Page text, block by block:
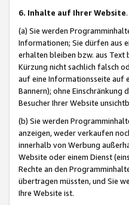
6. Inhalte auf Ihrer Website
(a) Sie werden
Informationen; Sie dürfen aus
erhalten bleiben bzw. aus Text
Kürzung nicht sachlich falsch
auf eine Informationsseite auf
Bannern); ohne
Besucher Ihrer Website
(b) Sie werden
anzeigen, weder verkaufen
innerhalb von Werbung
Website oder einem Dienst
Rechte an den
übertragen müssten, und Sie
Ihre Website ist.